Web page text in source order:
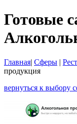
Готовые
Главная| Сферы |
продукция
вернуться к выбору